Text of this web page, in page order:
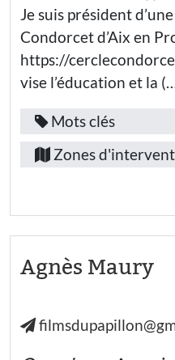
Personnels
de
l’Éducation
Nationale
:
Liberté
l’information
et
apprentissage
développées
Elèves
Etudiants·es
Jeunes (-
26 ans) hors
Enseignants·es
Familles
l’Éducation
Thématiques
Rhône
Hautes-
Alpes
Var
Aix-
en-
Provence
Je suis président
Condorcet d’Aix en
https://
vise l’éducation et la
Mots clés
Fonction
/
emploi
chercheur.e
Secteur
associatif
Zones
Provence-
Alpes-
d’Azur
Bouches-
du-
en-
Agnès Maury